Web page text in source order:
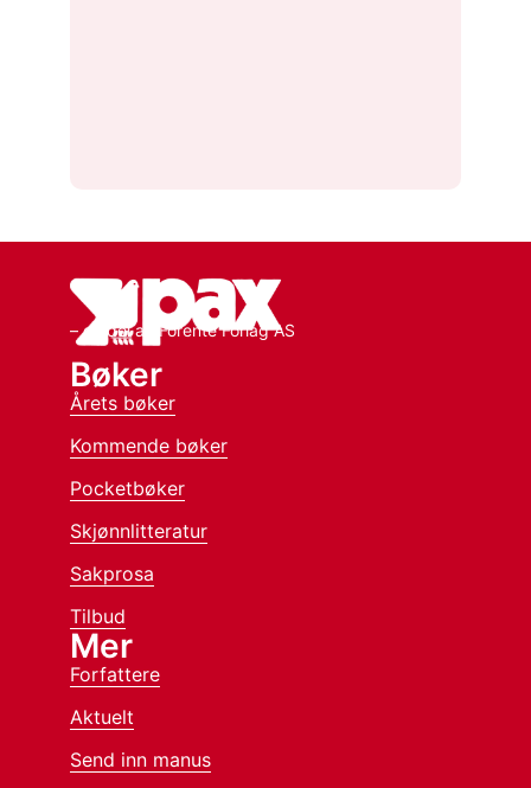
– en del av Forente Forlag AS
Bøker
Årets bøker
Kommende bøker
Pocketbøker
Skjønnlitteratur
Sakprosa
Tilbud
Mer
Forfattere
Aktuelt
Send inn manus